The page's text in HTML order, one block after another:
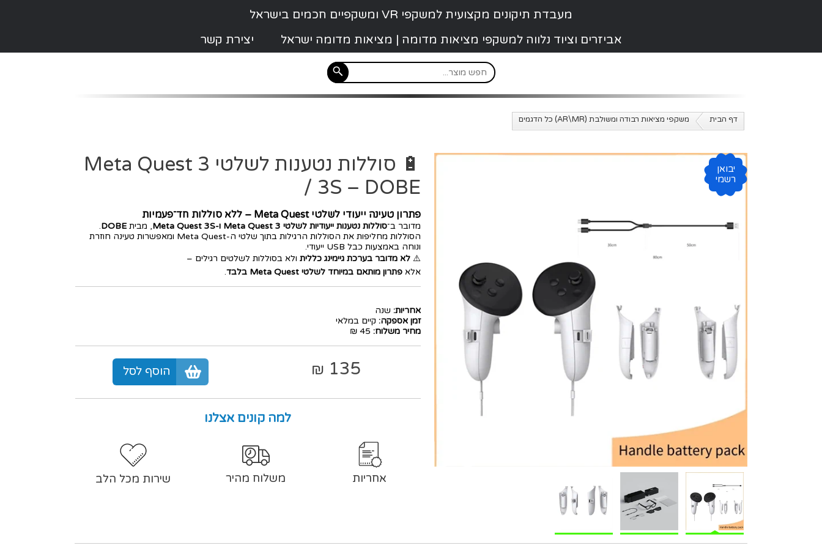
מעבדת תיקונים מקצועית למשקפי VR ומשקפיים חכמים בישראל
אביזרים וציוד נלווה למשקפי מציאות מדומה | מציאות מדומה ישראל
יצירת קשר
דף הבית משקפי מציאות רבודה ומשולבת (AR\MR) כל הדגמים
יבואן
רשמי
🔋 סוללות נטענות לשלטי Meta Quest 3
/ 3S – DOBE
פתרון טעינה ייעודי לשלטי Meta Quest – ללא סוללות חד־פעמיות
מדובר ב־סוללות נטענות ייעודיות לשלטי Meta Quest 3 ו-Meta Quest 3S , מביתDOBE
.
הסוללות מחליפות את הסוללות הרגילות בתוך שלטי ה-Meta Quest ומאפשרות טעינה חוזרת
ונוחה באמצעות כבל USB ייעודי.
⚠️לא מדובר בערכת גיימינג כללית ולא בסוללות לשלטים רגילים –
אלאפתרון מותאם במיוחד לשלטי Meta Quest בלבד .
אחריות: שנה
זמן אספקה: קיים במלאי
מחיר משלוח: 45 ₪
135
₪ הוסף לסל
למה קונים אצלנו
אחריות משלוח מהיר שירות מכל הלב